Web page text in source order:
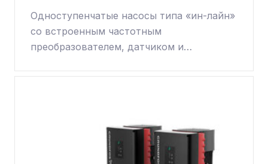
Одноступенчатые насосы типа «ин-лайн»
со встроенным частотным
преобразователем, датчиком и…